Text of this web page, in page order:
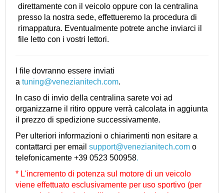
direttamente con il veicolo oppure con la centralina
presso la nostra sede, effettueremo la procedura di
rimappatura. Eventualmente potrete anche inviarci il
file letto con i vostri lettori.
I file dovranno essere inviati
a tuning@venezianitech.com.
In caso di invio della centralina sarete voi ad
organizzarne il ritiro oppure verrà calcolata in aggiunta
il prezzo di spedizione successivamente.
Per ulteriori informazioni o chiarimenti non esitare a
contattarci per email support@venezianitech.com o
telefonicamente +39 0523 500958.
* L'incremento di potenza sul motore di un veicolo
viene effettuato esclusivamente per uso sportivo (per